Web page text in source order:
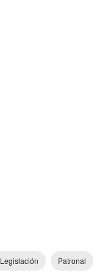
Legislación Patronal